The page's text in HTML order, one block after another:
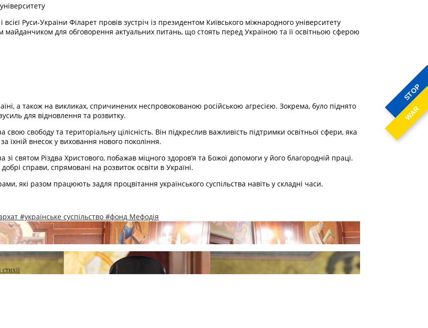
STOP
WAR
Руси-України Філарет провів зустріч із президентом Київського міжнародного університету
для обговорення актуальних питань, що стоять перед Україною та її освітньою сферою
а також на викликах, спричинених неспровокованою російською агресією. Зокрема, було піднято
для відновлення та розвитку.
свободу та територіальну цілісність. Він підкреслив важливість підтримки освітньої сфери, яка
їхній внесок у виховання нового покоління.
святом Різдва Христового, побажав міцного здоров’я та Божої допомоги у його благородній праці.
справи, спрямовані на розвиток освіти в Україні.
які разом працюють задля процвітання українського суспільства навіть у складні часи.
#українське суспільство #фонд Мефодія